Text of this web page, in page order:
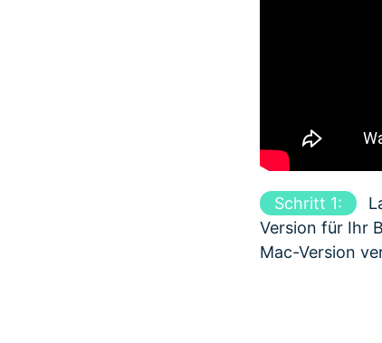
Schritt 1:
Version für Ihr
Mac-Version